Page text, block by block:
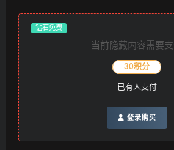
钻石免费
当前隐藏内容需要
30积分
已有人支付
登录购买